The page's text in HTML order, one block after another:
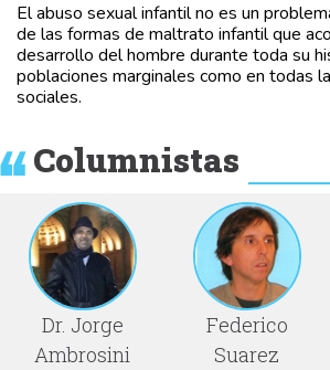
El abuso sexual infantil no es un
de las formas de maltrato infantil que
desarrollo del hombre durante toda su
poblaciones marginales como en todas
sociales.
Columnistas
Dr. Jorge
Ambrosini
Federico
Suarez